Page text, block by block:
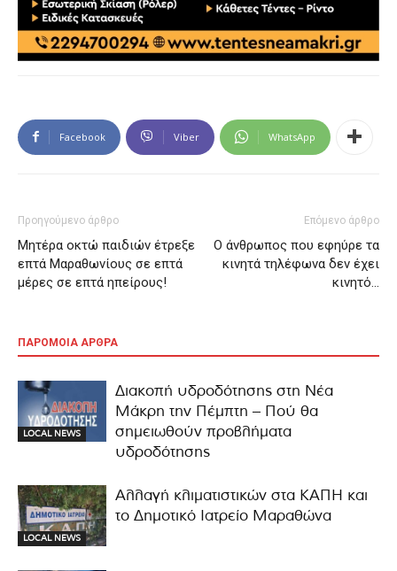
Facebook Viber WhatsApp
Προηγούμενο άρθρο
Μητέρα οκτώ παιδιών έτρεξε
επτά Μαραθωνίους σε επτά
μέρες σε επτά ηπείρους!
Επόμενο άρθρο
Ο άνθρωπος που εφηύρε τα
κινητά τηλέφωνα δεν έχει
κινητό…
ΠΑΡΟΜΟΙΑ ΑΡΘΡΑ
LOCAL NEWS
Διακοπή υδροδότησης στη Νέα
Μάκρη την Πέμπτη – Πού θα
σημειωθούν προβλήματα
υδροδότησης
LOCAL NEWS
Αλλαγή κλιματιστικών στα ΚΑΠΗ και
το Δημοτικό Ιατρείο Μαραθώνα